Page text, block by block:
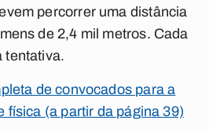
percorrer uma distância
de 2,4 mil metros. Cada
tentativa.
de convocados para a
física (a partir da página 39)